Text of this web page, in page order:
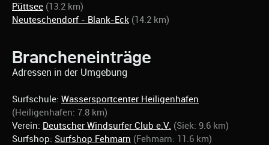
Püttsee (13.2 km)
Neuteschendorf - Blank-Eck (14.2 km)
Brancheneinträge
Adressen in der Umgebung
Surfschule: Wassersportcenter Heiligenhafen
(Heiligenhafen: 7.8 km)
Verein: Deutscher Windsurfer Club e.V. (Siek: 9.6 km)
Surfshop: Surfshop Fehmarn (Fehmarn: 11.6 km)